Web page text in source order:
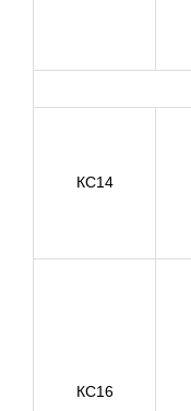
КС14
КС16